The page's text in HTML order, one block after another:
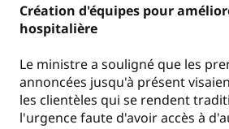
Création d'équipes pour
hospitalière
Le ministre a souligné que les
annoncées jusqu'à présent
les clientèles qui se rendent
l'urgence faute d'avoir accès à